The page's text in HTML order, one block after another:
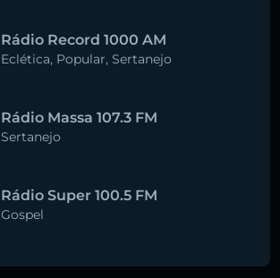
Rádio Record 1000 AM
Eclética, Popular, Sertanejo
Rádio Massa 107.3 FM
Sertanejo
Rádio Super 100.5 FM
Gospel